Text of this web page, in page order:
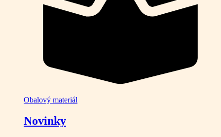
Obalový materiál
Novinky